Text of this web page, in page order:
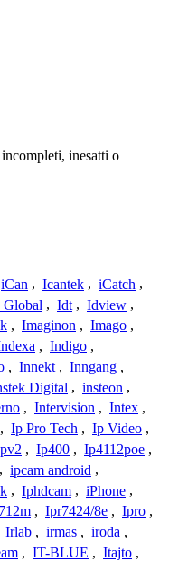
inesatti o
iCan , Icantek , iCatch ,
Global , Idt , Idview ,
, Imaginon , Imago ,
, Indigo ,
, Innekt , Inngang ,
Digital , insteon ,
, Intervision , Intex ,
, Ip Pro Tech , Ip Video ,
, Ip400 , Ip4112poe ,
, ipcam android ,
, Iphdcam , iPhone ,
, Ipr7424/8e , Ipro ,
Irlab , irmas , iroda ,
, IT-BLUE , Itajto ,